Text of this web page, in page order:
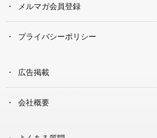
メルマガ会員登録
プライバシーポリシー
広告掲載
会社概要